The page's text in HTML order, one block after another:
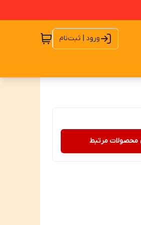
ورود | ثبت‌نام
محصولات مرتبط